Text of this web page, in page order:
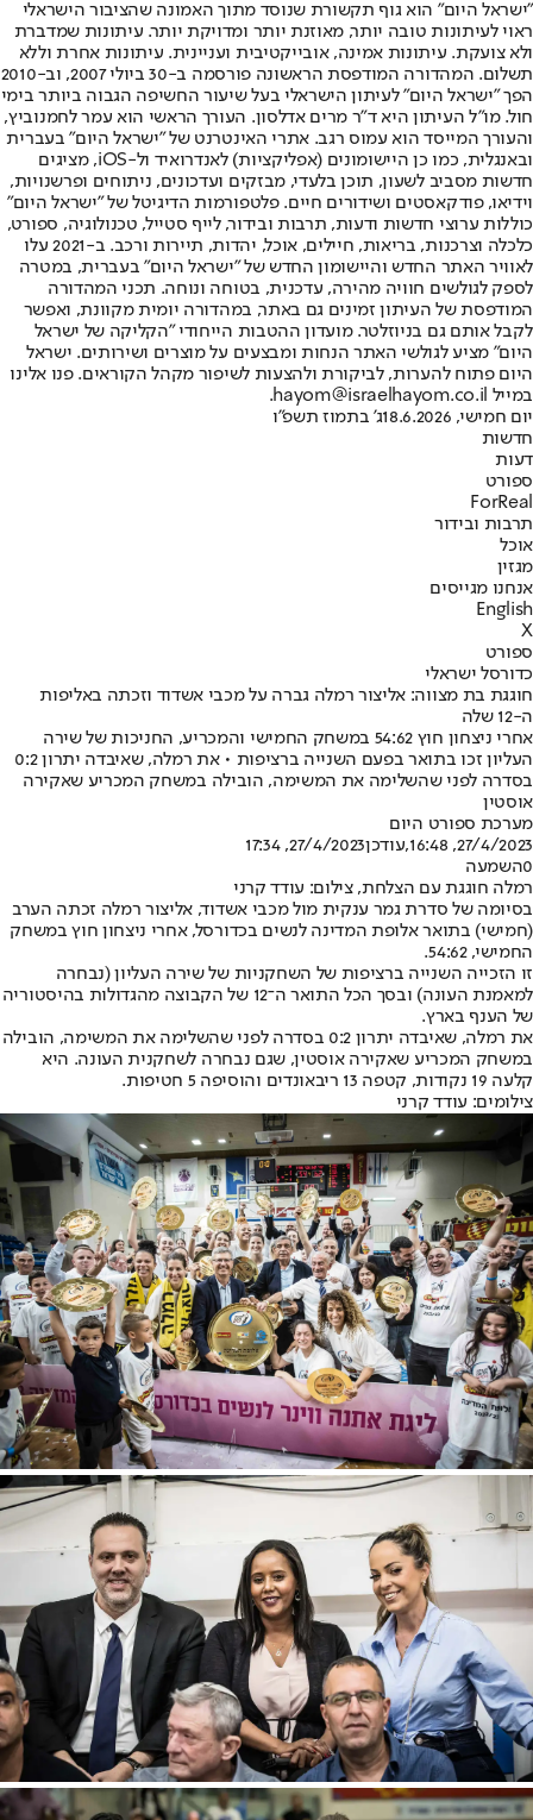
"ישראל היום" הוא גוף תקשורת שנוסד מתוך האמונה שהציבור הישראלי
ראוי לעיתונות טובה יותר, מאוזנת יותר ומדויקת יותר. עיתונות שמדברת
ולא צועקת. עיתונות אמינה, אובייקטיבית ועניינית. עיתונות אחרת וללא
תשלום. המהדורה המודפסת הראשונה פורסמה ב-30 ביולי 2007, וב-2010
הפך "ישראל היום" לעיתון הישראלי בעל שיעור החשיפה הגבוה ביותר בימי
חול. מו"ל העיתון היא ד"ר מרים אדלסון. העורך הראשי הוא עמר לחמנוביץ,
והעורך המייסד הוא עמוס רגב. אתרי האינטרנט של "ישראל היום" בעברית
ובאנגלית, כמו כן היישומונים (אפליקציות) לאנדרואיד ול-iOS, מציגים
חדשות מסביב לשעון, תוכן בלעדי, מבזקים ועדכונים, ניתוחים ופרשנויות,
וידיאו, פודקאסטים ושידורים חיים. פלטפורמות הדיגיטל של "ישראל היום"
כוללות ערוצי חדשות ודעות, תרבות ובידור, לייף סטייל, טכנולוגיה, ספורט,
כלכלה וצרכנות, בריאות, חיילים, אוכל, יהדות, תיירות ורכב. ב-2021 עלו
לאוויר האתר החדש והיישומון החדש של "ישראל היום" בעברית, במטרה
לספק לגולשים חוויה מהירה, עדכנית, בטוחה ונוחה. תכני המהדורה
המודפסת של העיתון זמינים גם באתר, במהדורה יומית מקוונת, ואפשר
לקבל אותם גם בניוזלטר. מועדון ההטבות הייחודי "הקליקה של ישראל
היום" מציע לגולשי האתר הנחות ומבצעים על מוצרים ושירותים. ישראל
היום פתוח להערות, לביקורת ולהצעות לשיפור מקהל הקוראים. פנו אלינו
במייל hayom@israelhayom.co.il.
יום חמישי, 18.6.2026
ג' בתמוז תשפ"ו
חדשות
דעות
ספורט
ForReal
תרבות ובידור
אוכל
מגזין
אנחנו מגייסים
English
X
ספורט
כדורסל ישראלי
חוגגת בת מצווה: אליצור רמלה גברה על מכבי אשדוד וזכתה באליפות
ה-12 שלה
אחרי ניצחון חוץ 54:62 במשחק החמישי והמכריע, החניכות של שירה
העליון זכו בתואר בפעם השנייה ברציפות • את רמלה, שאיבדה יתרון 0:2
בסדרה לפני שהשלימה את המשימה, הובילה במשחק המכריע שאקירה
אוסטין
מערכת ספורט היום
27/4/2023, 16:48
,עודכן27/4/2023, 17:34
0השמעה
רמלה חוגגת עם הצלחת, צילום: עודד קרני
בסיומה של סדרת גמר ענקית מול מכבי אשדוד, אליצור רמלה זכתה הערב
(חמישי) בתואר אלופת המדינה לנשים בכדורסל, אחרי ניצחון חוץ במשחק
החמישי, 54:62.
זו הזכייה השנייה ברציפות של השחקניות של שירה העליון (נבחרה
למאמנת העונה) ובסך הכל התואר ה־12 של הקבוצה מהגדולות בהיסטוריה
של הענף בארץ.
את רמלה, שאיבדה יתרון 0:2 בסדרה לפני שהשלימה את המשימה, הובילה
במשחק המכריע שאקירה אוסטין, שגם נבחרה לשחקנית העונה. היא
קלעה 19 נקודות, קטפה 13 ריבאונדים והוסיפה 5 חטיפות.
צילומים: עודד קרני